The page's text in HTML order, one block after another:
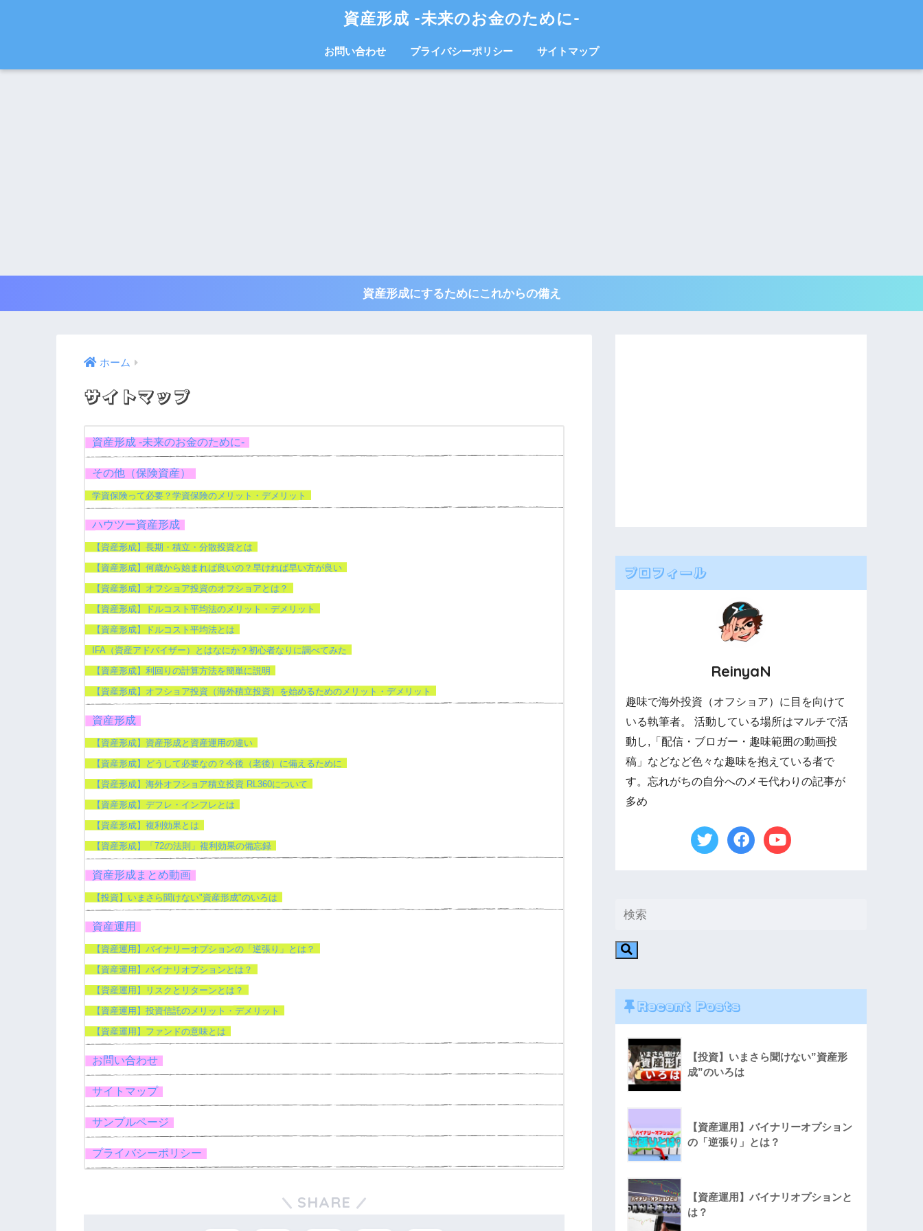
資産形成 -未来のお金のために-
お問い合わせ プライバシーポリシー サイトマップ
資産形成にするためにこれからの備え
ホーム
サイトマップ
資産形成 -未来のお金のために-
その他（保険資産）
学資保険って必要？学資保険のメリット・デメリット
ハウツー資産形成
【資産形成】長期・積立・分散投資とは
【資産形成】何歳から始まれば良いの？早ければ早い方が良い
【資産形成】オフショア投資のオフショアとは？
【資産形成】ドルコスト平均法のメリット・デメリット
【資産形成】ドルコスト平均法とは
IFA（資産アドバイザー）とはなにか？初心者なりに調べてみた
【資産形成】利回りの計算方法を簡単に説明
【資産形成】オフショア投資（海外積立投資）を始めるためのメリット・デメリット
資産形成
【資産形成】資産形成と資産運用の違い
【資産形成】どうして必要なの？今後（老後）に備えるために
【資産形成】海外オフショア積立投資 RL360について
【資産形成】デフレ・インフレとは
【資産形成】複利効果とは
【資産形成】「72の法則」複利効果の備忘録
資産形成まとめ動画
【投資】いまさら聞けない"資産形成"のいろは
資産運用
【資産運用】バイナリーオプションの「逆張り」とは？
【資産運用】バイナリオプションとは？
【資産運用】リスクとリターンとは？
【資産運用】投資信託のメリット・デメリット
【資産運用】ファンドの意味とは
お問い合わせ
サイトマップ
サンプルページ
プライバシーポリシー
SHARE
プロフィール
ReinyaN
趣味で海外投資（オフショア）に目を向けて
いる執筆者。 活動している場所はマルチで活
動し,「配信・ブロガー・趣味範囲の動画投
稿」などなど色々な趣味を抱えている者で
す。忘れがちの自分へのメモ代わりの記事が
多め
Recent Posts
【投資】いまさら聞けない”資産形
成”のいろは
【資産運用】バイナリーオプション
の「逆張り」とは？
【資産運用】バイナリオプションと
は？